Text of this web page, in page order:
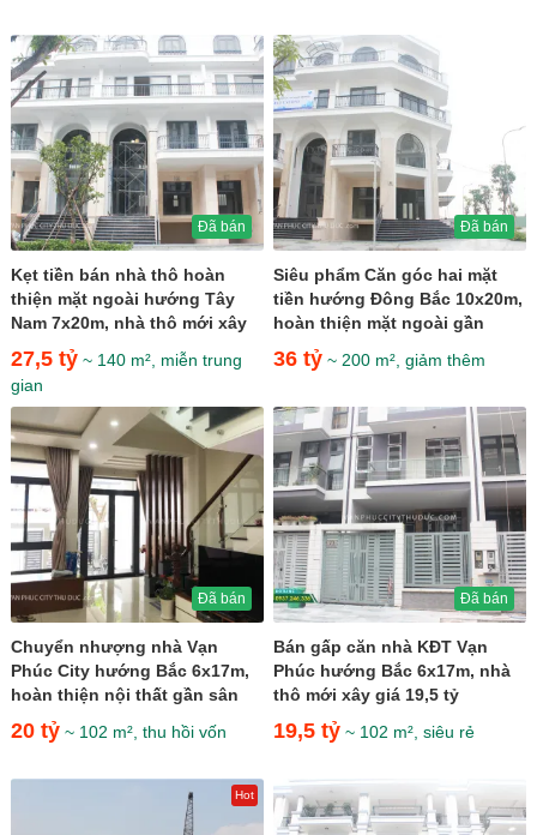
Đã bán
Kẹt tiền bán nhà thô hoàn
thiện mặt ngoài hướng Tây
Nam 7x20m, nhà thô mới xây
ngay khu sầm uất giá...
27,5 tỷ ~ 140 m², miễn trung
gian
Đã bán
Siêu phẩm Căn góc hai mặt
tiền hướng Đông Bắc 10x20m,
hoàn thiện mặt ngoài gần
Ocean World giá 36 tỷ
36 tỷ ~ 200 m², giảm thêm
Đã bán
Chuyển nhượng nhà Vạn
Phúc City hướng Bắc 6x17m,
hoàn thiện nội thất gần sân
tennis giá 20 tỷ
20 tỷ ~ 102 m², thu hồi vốn
Đã bán
Bán gấp căn nhà KĐT Vạn
Phúc hướng Bắc 6x17m, nhà
thô mới xây giá 19,5 tỷ
19,5 tỷ ~ 102 m², siêu rẻ
Hot